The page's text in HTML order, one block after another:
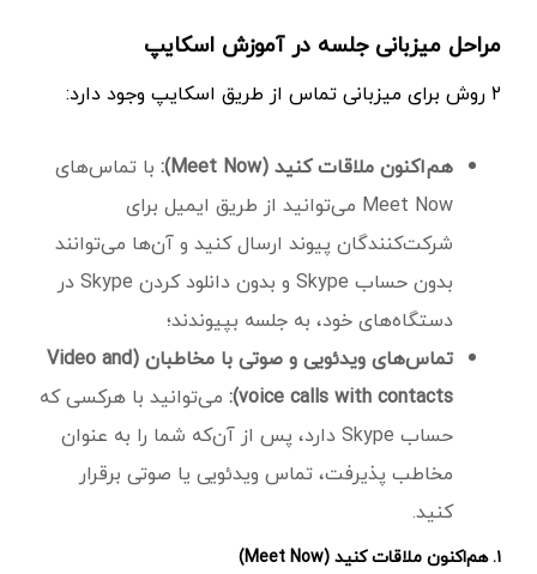
مراحل میزبانی جلسه در آموزش اسکایپ
۲ روش برای میزبانی تماس از طریق اسکایپ وجود دارد:
هم‌اکنون ملاقات کنید (Meet Now):
با تماس‌های
Meet Now می‌توانید از طریق ایمیل برای
شرکت‌کنندگان پیوند ارسال کنید و آن‌ها می‌توانند
بدون حساب Skype و بدون دانلود کردن Skype در
دستگاه‌های خود، به جلسه بپیوندند؛
تماس‌های ویدئویی و صوتی با مخاطبان (Video and
voice calls with contacts): می‌توانید با هرکسی که
حساب Skype دارد، پس از آن‌که شما را به عنوان
مخاطب پذیرفت، تماس ویدئویی یا صوتی برقرار
کنید.
۱. هم‌اکنون ملاقات کنید (Meet Now)